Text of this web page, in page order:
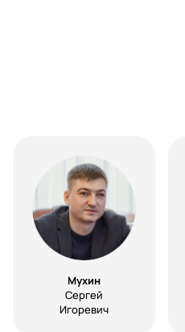
Мухин
Сергей
Игоревич